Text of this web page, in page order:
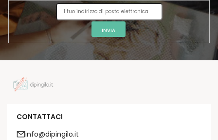
INVIA
CONTATTACI
info@dipingilo.it